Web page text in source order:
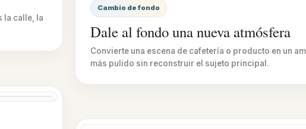
la calle, la
Cambio de fondo
Dale al fondo una nueva atmósfera
Convierte una escena de cafetería o producto en un
más pulido sin reconstruir el sujeto principal.